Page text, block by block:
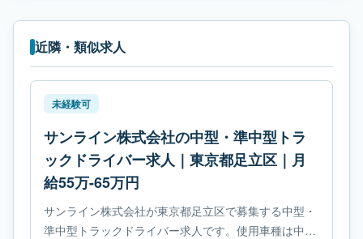
近隣・類似求人
未経験可
サンライン株式会社の中型・準中型トラ
ックドライバー求人｜東京都足立区｜月
給55万-65万円
サンライン株式会社が東京都足立区で募集する中型・
準中型トラックドライバー求人です。使用車種は中型